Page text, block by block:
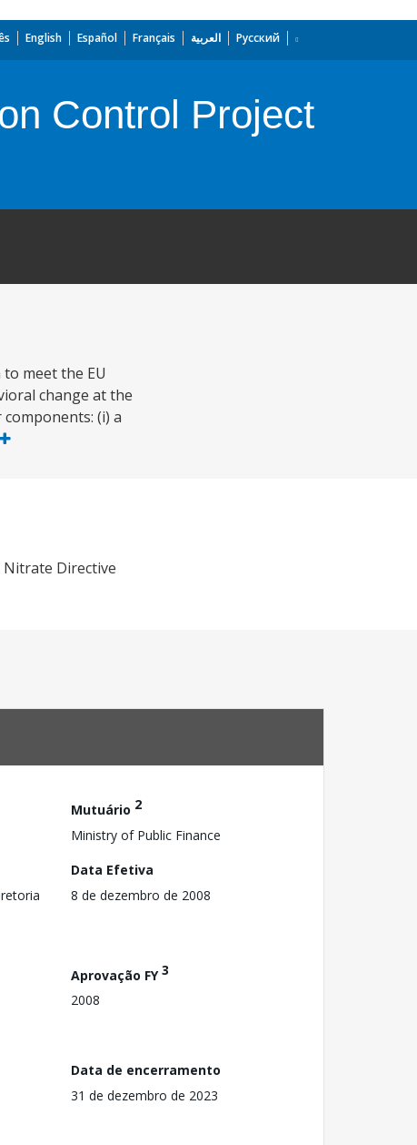
English Español Français العربية Русский
Control Project
meet the EU
change at the
(i) a
Directive
Mutuário 2
Ministry of Public Finance
Data Efetiva
8 de dezembro de 2008
Aprovação FY3
2008
Data de encerramento
31 de dezembro de 2023